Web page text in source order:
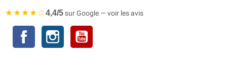
★★★★☆4,4/5sur Google — voir les avis
Facebook Instagram